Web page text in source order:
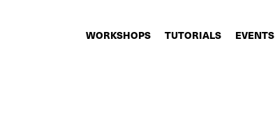
WORKSHOPS TUTORIALS EVENTS